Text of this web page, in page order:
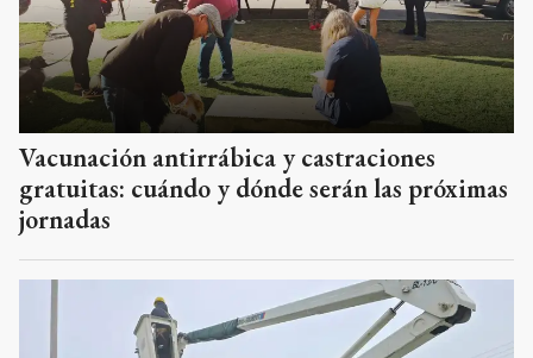
Vacunación antirrábica y castraciones
gratuitas: cuándo y dónde serán las próximas
jornadas